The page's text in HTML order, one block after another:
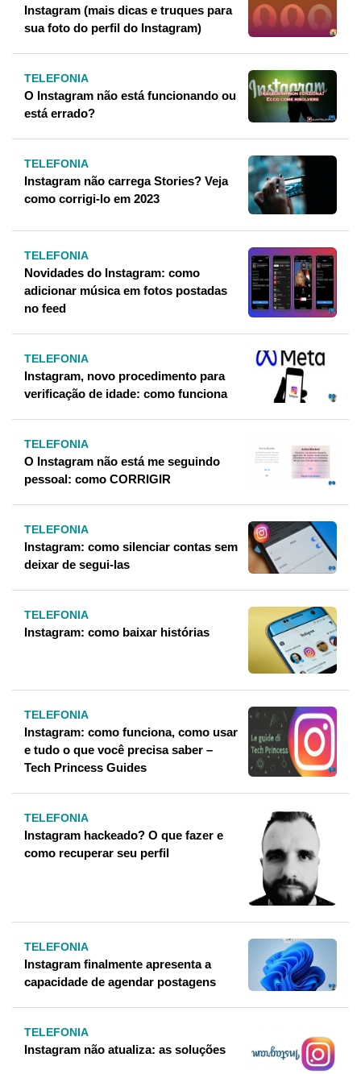
Instagram (mais dicas e truques para
sua foto do perfil do Instagram)
TELEFONIA
O Instagram não está funcionando ou
está errado?
TELEFONIA
Instagram não carrega Stories? Veja
como corrigi-lo em 2023
TELEFONIA
Novidades do Instagram: como
adicionar música em fotos postadas
no feed
TELEFONIA
Instagram, novo procedimento para
verificação de idade: como funciona
TELEFONIA
O Instagram não está me seguindo
pessoal: como CORRIGIR
TELEFONIA
Instagram: como silenciar contas sem
deixar de segui-las
TELEFONIA
Instagram: como baixar histórias
TELEFONIA
Instagram: como funciona, como usar
e tudo o que você precisa saber –
Tech Princess Guides
TELEFONIA
Instagram hackeado? O que fazer e
como recuperar seu perfil
TELEFONIA
Instagram finalmente apresenta a
capacidade de agendar postagens
TELEFONIA
Instagram não atualiza: as soluções